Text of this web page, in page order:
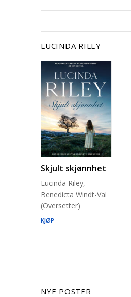
LUCINDA RILEY
Skjult skjønnhet
Lucinda Riley,
Benedicta Windt-Val
(Oversetter)
KJØP
NYE POSTER